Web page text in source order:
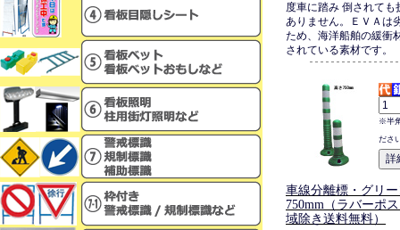
度車に踏み 倒されても
ありません。ＥＶＡは
ため、海洋船舶の緩衝
されている素材です。
※半
ださ
車線分離標・グリ
750mm（ラバーポ
域除き送料無料）